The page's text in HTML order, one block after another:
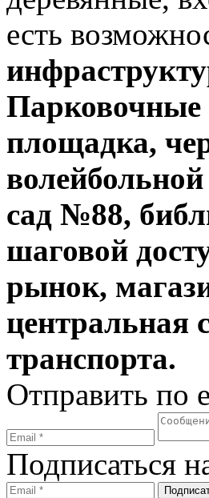
есть
Парковочные
площадка,
сад №88,
шаговой
рынок,
центральная
транспорта.
Отправить по
Подписаться